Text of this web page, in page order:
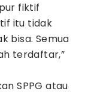
fiktif
itu tidak
bisa. Semua
terdaftar,”
SPPG atau